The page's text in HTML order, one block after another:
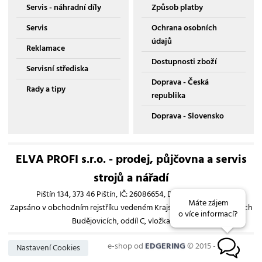
Servis - náhradní díly
Servis
Reklamace
Servisní střediska
Rady a tipy
Způsob platby
Ochrana osobních
údajů
Dostupnosti zboží
Doprava - Česká
republika
Doprava - Slovensko
ELVA PROFI s.r.o. - prodej, půjčovna a servis
strojů a nářadí
Pištín 134, 373 46 Pištín, IČ: 26086654, DIČ: CZ26086654
Zapsáno v obchodním rejstříku vedeném Krajským soudem v Českých
Budějovicích, oddíl C, vložka 13193
Nastavení Cookies e-shop odEDGERING© 2015 - 2026
Máte zájem
o více informací?
B